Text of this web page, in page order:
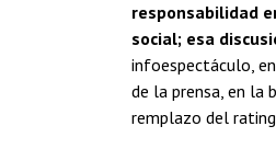
responsabilidad
social; esa
infoespectáculo,
de la prensa, en la
remplazo del